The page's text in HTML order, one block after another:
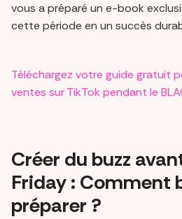
vous a préparé un e-book
cette période en un succès
Téléchargez votre guide gratuit
ventes sur TikTok pendant le
Créer du buzz
Friday : Comment
préparer ?